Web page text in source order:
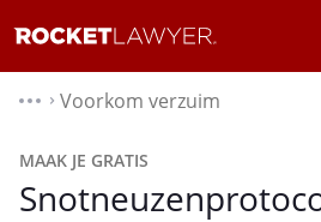
⌃ Voorkom verzuim
MAAK JE GRATIS